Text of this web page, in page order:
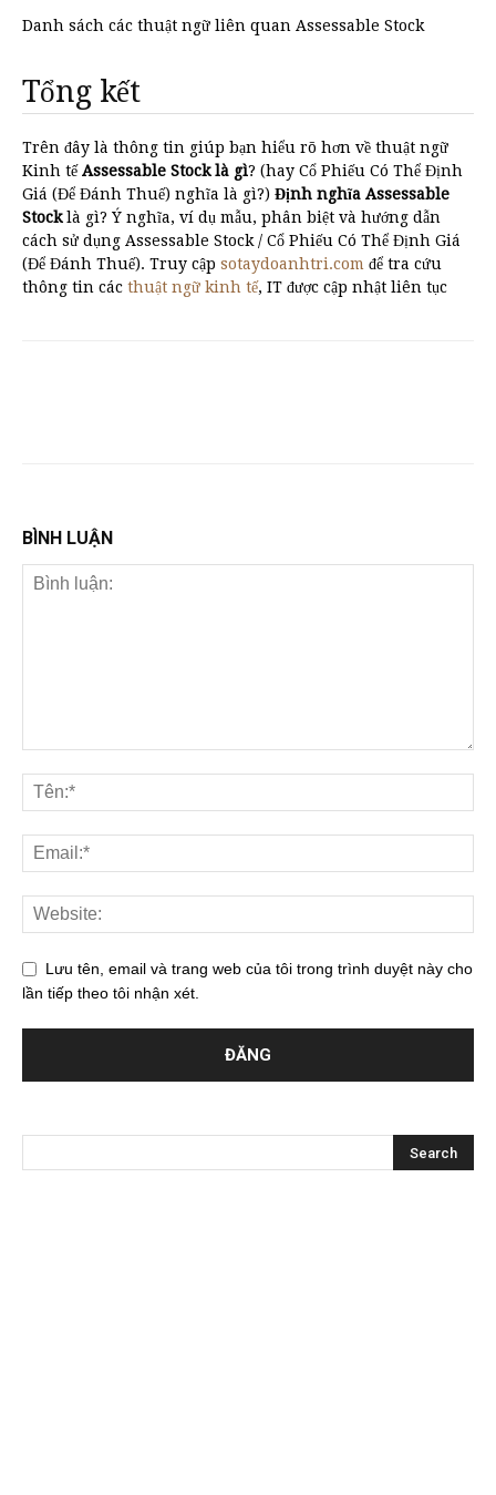
Danh sách các thuật ngữ liên quan Assessable Stock
Tổng kết
Trên đây là thông tin giúp bạn hiểu rõ hơn về thuật ngữ
Kinh tếAssessable Stock là gì? (hay Cổ Phiếu Có Thể Định
Giá (Để Đánh Thuế) nghĩa là gì?) Định nghĩa Assessable
Stocklà gì? Ý nghĩa, ví dụ mẫu, phân biệt và hướng dẫn
cách sử dụng Assessable Stock / Cổ Phiếu Có Thể Định Giá
(Để Đánh Thuế). Truy cập sotaydoanhtri.com để tra cứu
thông tin các thuật ngữ kinh tế, IT được cập nhật liên tục
BÌNH LUẬN
Lưu tên, email và trang web của tôi trong trình duyệt này cho
lần tiếp theo tôi nhận xét.